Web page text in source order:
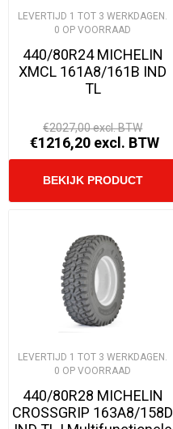
LEVERTIJD 1 TOT 3 WERKDAGEN.
0 OP VOORRAAD
440/80R24 MICHELIN
XMCL 161A8/161B IND
TL
€2027,00 excl. BTW
€1216,20 excl. BTW
LEVERTIJD 1 TOT 3 WERKDAGEN.
0 OP VOORRAAD
440/80R28 MICHELIN
CROSSGRIP 163A8/158D